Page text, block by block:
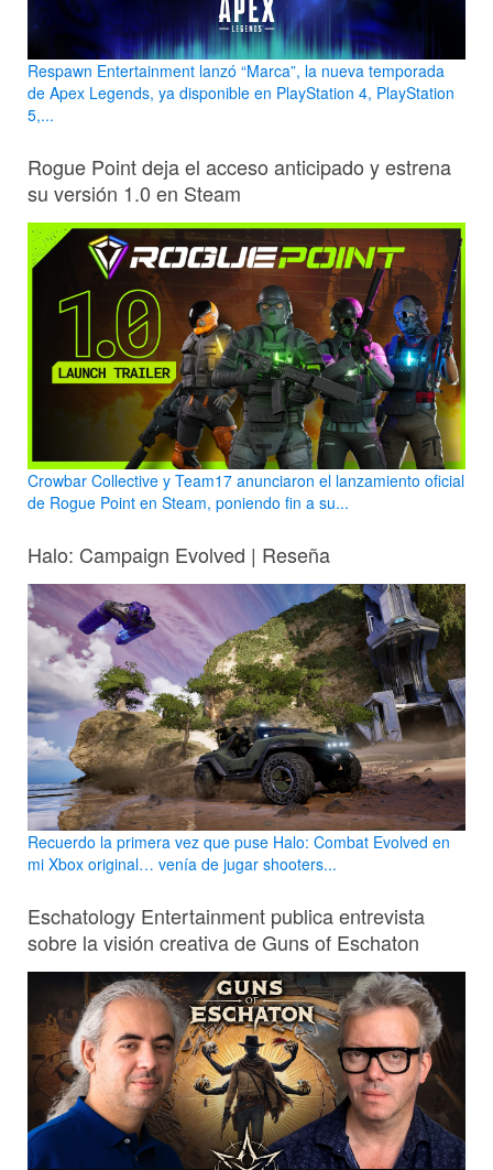
Respawn Entertainment lanzó “Marca”, la nueva temporada
de Apex Legends, ya disponible en PlayStation 4, PlayStation
5,...
Rogue Point deja el acceso anticipado y estrena
su versión 1.0 en Steam
Crowbar Collective y Team17 anunciaron el lanzamiento oficial
de Rogue Point en Steam, poniendo fin a su...
Halo: Campaign Evolved | Reseña
Recuerdo la primera vez que puse Halo: Combat Evolved en
mi Xbox original… venía de jugar shooters...
Eschatology Entertainment publica entrevista
sobre la visión creativa de Guns of Eschaton